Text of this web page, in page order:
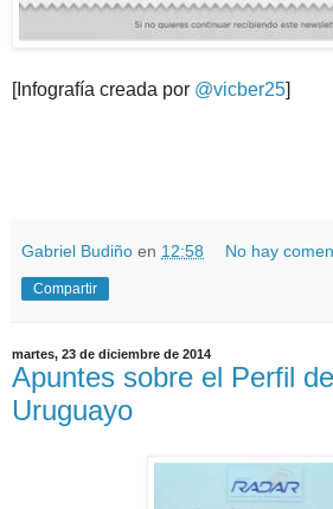
[Infografía creada por @vicber25]
Gabriel Budiño en 12:58 No hay
Compartir
martes, 23 de diciembre de 2014
Apuntes sobre el Perfil
Uruguayo